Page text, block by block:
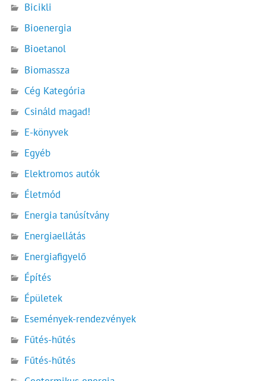
Bicikli
Bioenergia
Bioetanol
Biomassza
Cég Kategória
Csináld magad!
E-könyvek
Egyéb
Elektromos autók
Életmód
Energia tanúsítvány
Energiaellátás
Energiafigyelő
Építés
Épületek
Események-rendezvények
Fűtés-hűtés
Fűtés-hűtés